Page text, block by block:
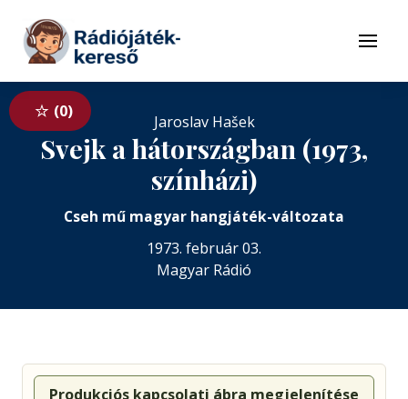
Tovább a tartalomhoz
Menü
0
Jaroslav Hašek
Svejk a hátországban (1973,
színházi)
Cseh mű magyar hangjáték-változata
1973. február 03.
Magyar Rádió
Produkciós kapcsolati ábra megjelenítése